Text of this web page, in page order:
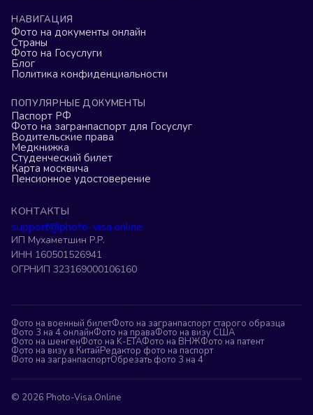
НАВИГАЦИЯ
Фото на документы онлайн
Страны
Фото на Госуслуги
Блог
Политика конфиденциальности
ПОПУЛЯРНЫЕ ДОКУМЕНТЫ
Паспорт РФ
Фото на загранпаспорт для Госуслуг
Водительские права
Медкнижка
Студенческий билет
Карта москвича
Пенсионное удостоверение
КОНТАКТЫ
support@photo-visa.online
ИП Мухаметшин Р.Р.
ИНН 160501526941
ОГРНИП 323169000106160
Фото на военный билетФото на загранпаспорт старого образца
Фото 3 на 4 онлайнФото на праваФото на визу США
Фото на шенгенФото на K-ETAФото на ВНЖФото на патент
Фото на визу в КитайРедактор фото на паспорт
Фото на загранпаспортОбрезать фото 3 на 4
© 2026 Photo-Visa.Online